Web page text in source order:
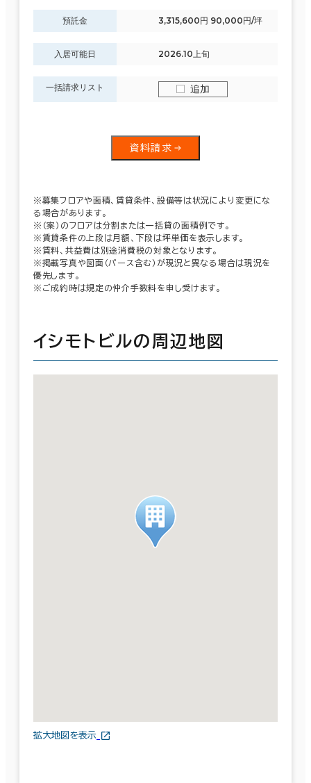
預託金 3,315,600円 90,000円/坪
入居可能日 2026.10上旬
一括請求リスト 追加
資料請求
※募集フロアや面積、賃貸条件、設備等は状況により変更にな
る場合があります。
※（案）のフロアは分割または一括貸の面積例です。
※賃貸条件の上段は月額、下段は坪単価を表示します。
※賃料、共益費は別途消費税の対象となります。
※掲載写真や図面（パース含む）が現況と異なる場合は現況を
優先します。
※ご成約時は規定の仲介手数料を申し受けます。
イシモトビルの周辺地図
拡大地図を表示